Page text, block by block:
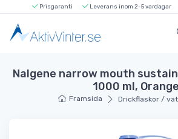
Prisgaranti Leverans inom 2-5 vardagar
Nalgene narrow mouth
1000 ml, Orange
Framsida Drickflaskor /